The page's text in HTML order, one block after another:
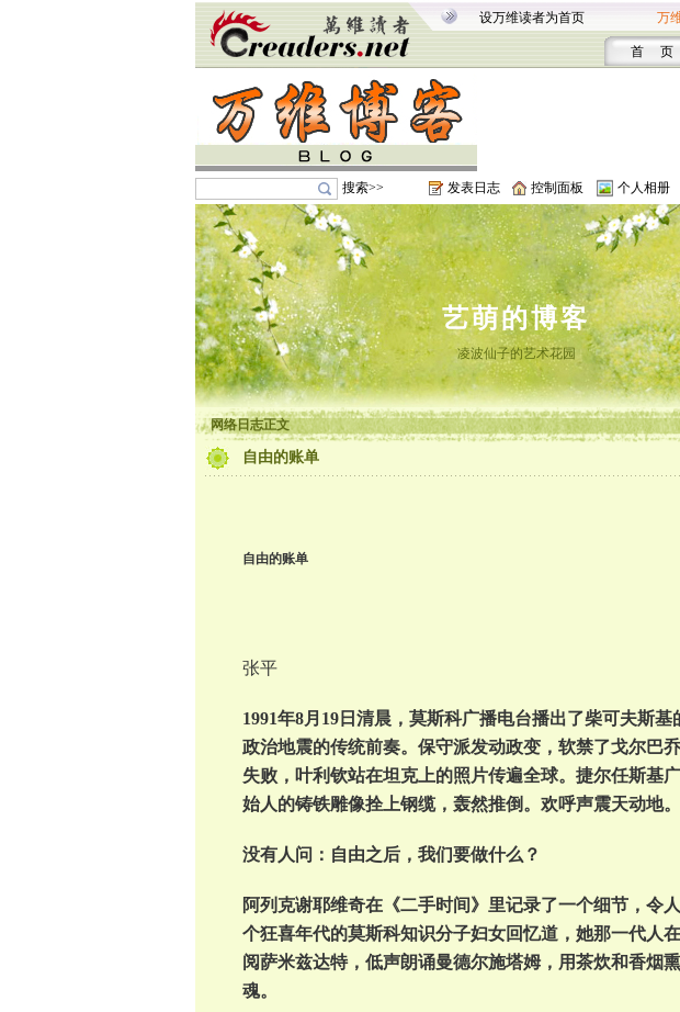
设万维读者为首页 万
首 页
搜索>> 发表日志 控制面板 个人相册
艺萌的博客
凌波仙子的艺术花园
网络日志正文
自由的账单
自由的账单
张平
1991年8月19日清晨，莫斯科广播电台播出了柴可夫斯
政治地震的传统前奏。保守派发动政变，软禁了戈尔巴
失败，叶利钦站在坦克上的照片传遍全球。捷尔任斯基
始人的铸铁雕像拴上钢缆，轰然推倒。欢呼声震天动地。
没有人问：自由之后，我们要做什么？
阿列克谢耶维奇在《二手时间》里记录了一个细节，令
个狂喜年代的莫斯科知识分子妇女回忆道，她那一代人
阅萨米兹达特，低声朗诵曼德尔施塔姆，用茶炊和香烟
魂。